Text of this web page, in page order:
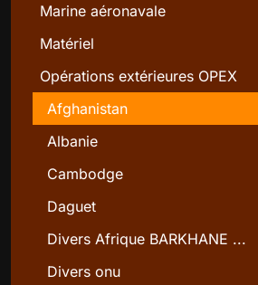
Marine aéronavale
Matériel
Opérations extérieures OPEX
Afghanistan
Albanie
Cambodge
Daguet
Divers Afrique BARKHANE ...
Divers onu